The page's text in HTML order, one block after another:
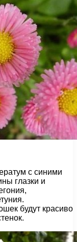
с синими
глазки и
будут красиво